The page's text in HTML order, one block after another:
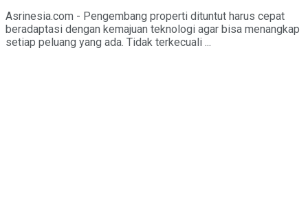
Asrinesia.com - Pengembang properti dituntut harus cepat
beradaptasi dengan kemajuan teknologi agar bisa menangkap
setiap peluang yang ada. Tidak terkecuali ...